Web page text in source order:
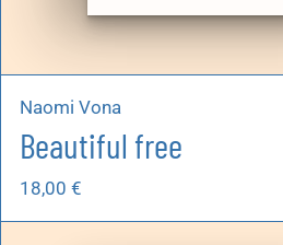
Naomi Vona
Beautiful free
18,00 €